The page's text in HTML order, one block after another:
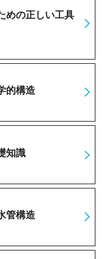
めの正しい工具
的構造
知識
管構造